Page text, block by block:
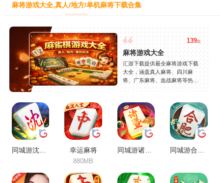
麻将游戏大全,真人/地方/单机麻将下载合集
139款
麻将游戏大全
汇游下载提供最全麻将游戏下载
大全，涵盖真人麻将、四川麻
将、广东麻将、血战麻将等热门
富，安全稳定，持续更新。
同城游沈阳麻将 幸运麻将
880MB
同城游诸暨包麻将